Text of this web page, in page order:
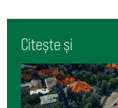
Citește și